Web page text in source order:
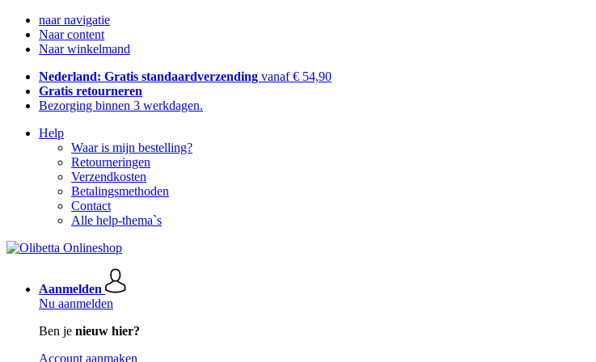
naar navigatie
Naar content
Naar winkelmand
Nederland: Gratis standaardverzending vanaf € 54,90
Gratis retourneren
Bezorging binnen 3 werkdagen.
Help
Waar is mijn bestelling?
Retourneringen
Verzendkosten
Betalingsmethoden
Contact
Alle help-thema`s
Aanmelden
Nu aanmelden
Ben je nieuw hier?
Account aanmaken